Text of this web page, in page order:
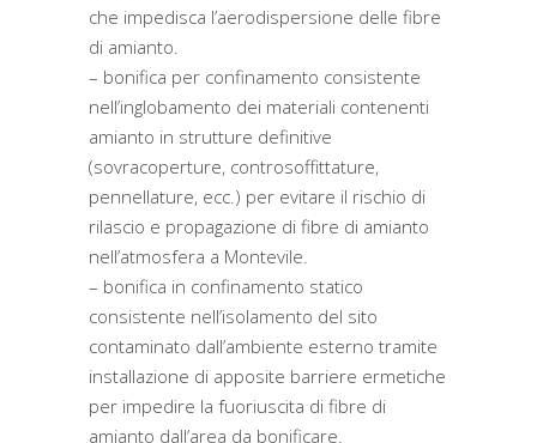
che impedisca l’aerodispersione delle fibre
di amianto.
– bonifica per confinamento consistente
nell’inglobamento dei materiali contenenti
amianto in strutture definitive
(sovracoperture, controsoffittature,
pennellature, ecc.) per evitare il rischio di
rilascio e propagazione di fibre di amianto
nell’atmosfera a Montevile.
– bonifica in confinamento statico
consistente nell’isolamento del sito
contaminato dall’ambiente esterno tramite
installazione di apposite barriere ermetiche
per impedire la fuoriuscita di fibre di
amianto dall’area da bonificare.